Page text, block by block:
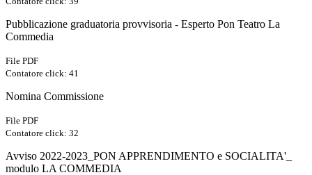
Pubblicazione graduatoria provvisoria - Esperto Pon Teatro La
Commedia
File PDF
Contatore click: 41
Nomina Commissione
File PDF
Contatore click: 32
Avviso 2022-2023_PON APPRENDIMENTO e SOCIALITA'_
modulo LA COMMEDIA